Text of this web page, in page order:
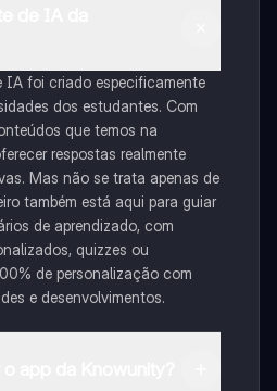
IA foi criado especificamente
dos estudantes. Com
que temos na
respostas realmente
Mas não se trata apenas de
também está aqui para guiar
de aprendizado, com
quizzes ou
de personalização com
e desenvolvimentos.